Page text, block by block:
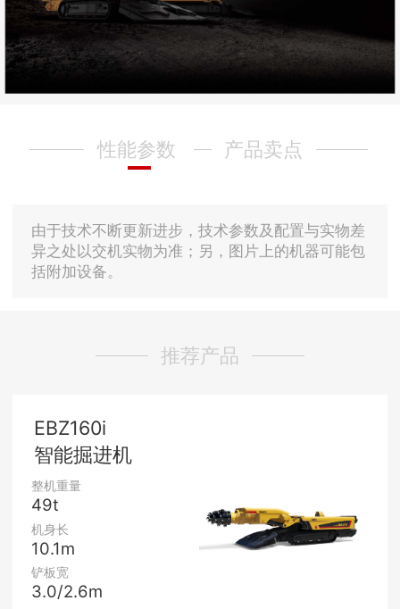
性能参数 产品卖点
由于技术不断更新进步，技术参数及配置与实物差
异之处以交机实物为准；另，图片上的机器可能包
括附加设备。
推荐产品
EBZ160i
智能掘进机
整机重量
49t
机身长
10.1m
铲板宽
3.0/2.6m